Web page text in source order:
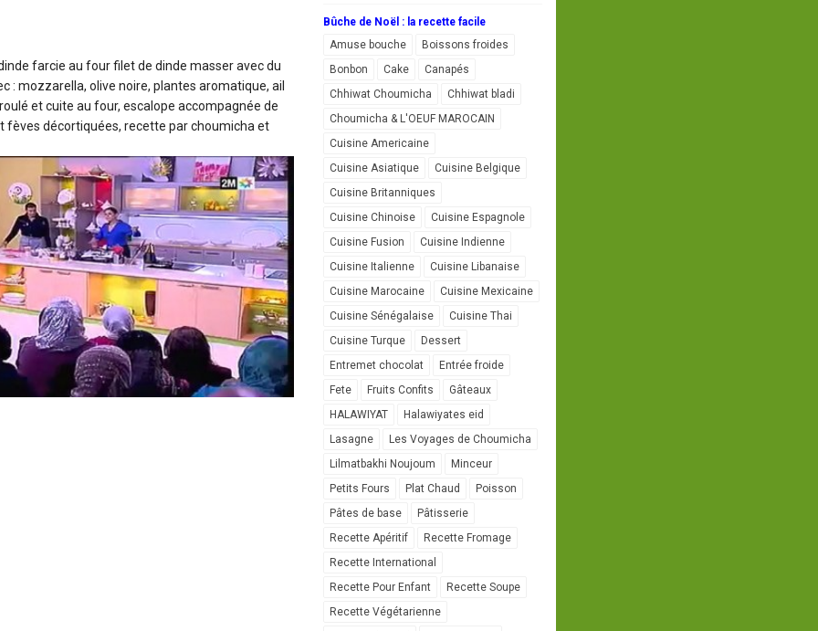
farcie au fourfilet de dinde masser avec du
: mozzarella, olive noire, plantes aromatique, ail
et cuite au four, escalope accompagnée de
fèves décortiquées, recette par choumicha et
Bûche de Noël : la recette facile
Amuse bouche
Boissons froides
Bonbon
Cake
Canapés
Chhiwat Choumicha
Chhiwat bladi
Choumicha & L'OEUF MAROCAIN
Cuisine Americaine
Cuisine Asiatique
Cuisine Belgique
Cuisine Britanniques
Cuisine Chinoise
Cuisine Espagnole
Cuisine Fusion
Cuisine Indienne
Cuisine Italienne
Cuisine Libanaise
Cuisine Marocaine
Cuisine Mexicaine
Cuisine Sénégalaise
Cuisine Thai
Cuisine Turque
Dessert
Entremet chocolat
Entrée froide
Fete
Fruits Confits
Gâteaux
HALAWIYAT
Halawiyates eid
Lasagne
Les Voyages de Choumicha
Lilmatbakhi Noujoum
Minceur
Petits Fours
Plat Chaud
Poisson
Pâtes de base
Pâtisserie
Recette Apéritif
Recette Fromage
Recette International
Recette Pour Enfant
Recette Soupe
Recette Végétarienne